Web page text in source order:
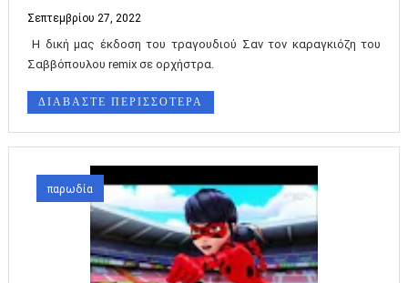
Σεπτεμβρίου 27, 2022
Η δική μας έκδοση του τραγουδιού Σαν τον καραγκιόζη του
Σαββόπουλου remix σε ορχήστρα.
ΔΙΑΒΑΣΤΕ ΠΕΡΙΣΣΟΤΕΡΑ
παρωδία